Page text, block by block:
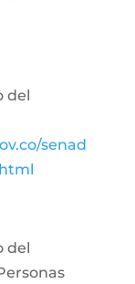
del
senad
del